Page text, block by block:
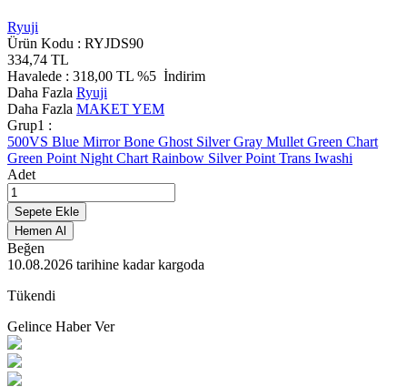
Ryuji
Ürün Kodu : RYJDS90
334,74 TL
Havalede : 318,00 TL %5 İndirim
Daha Fazla Ryuji
Daha Fazla MAKET YEM
Grup1 :
500VS Blue Mirror Bone Ghost Silver Gray Mullet Green Chart
Green Point Night Chart Rainbow Silver Point Trans Iwashi
Adet
Sepete Ekle
Hemen Al
Beğen
10.08.2026 tarihine kadar kargoda
Tükendi
Gelince Haber Ver